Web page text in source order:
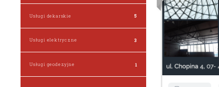
Usługi dekarskie 5
Usługi elektryczne 3
Usługi geodezyjne 1